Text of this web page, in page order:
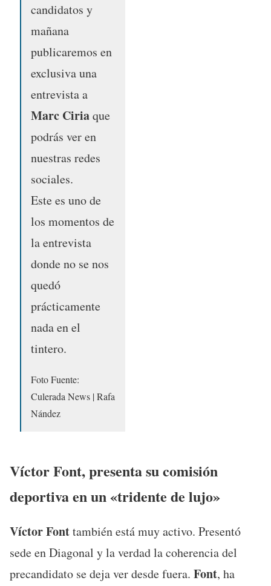
candidatos y
mañana
publicaremos en
exclusiva una
entrevista a
Marc Ciriaque
podrás ver en
nuestras redes
sociales.
Este es uno de
los momentos de
la entrevista
donde no se nos
quedó
prácticamente
nada en el
tintero.
Foto Fuente:
Culerada News | Rafa
Nández
Víctor Font, presenta su comisión
deportiva en un «tridente de lujo»
Víctor Fonttambién está muy activo. Presentó
sede en Diagonal y la verdad la coherencia del
precandidato se deja ver desde fuera. Font, ha